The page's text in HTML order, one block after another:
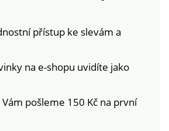
přístup ke slevám a
na e-shopu uvidíte jako
pošleme 150 Kč na první